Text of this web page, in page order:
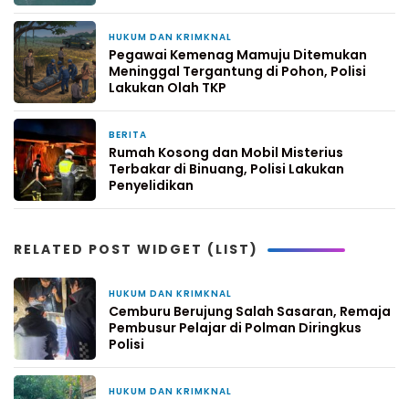
HUKUM DAN KRIMKNAL
Pegawai Kemenag Mamuju Ditemukan
Meninggal Tergantung di Pohon, Polisi
Lakukan Olah TKP
BERITA
Rumah Kosong dan Mobil Misterius
Terbakar di Binuang, Polisi Lakukan
Penyelidikan
RELATED POST WIDGET (LIST)
HUKUM DAN KRIMKNAL
Cemburu Berujung Salah Sasaran, Remaja
Pembusur Pelajar di Polman Diringkus
Polisi
HUKUM DAN KRIMKNAL